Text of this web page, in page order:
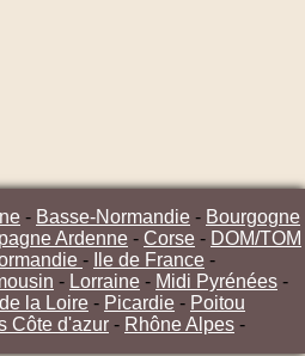
- Basse-Normandie - Bourgogne
Ardenne - Corse - DOM/TOM
- Ile de France -
- Lorraine - Midi Pyrénées -
la Loire - Picardie - Poitou
Côte d'azur - Rhône Alpes -